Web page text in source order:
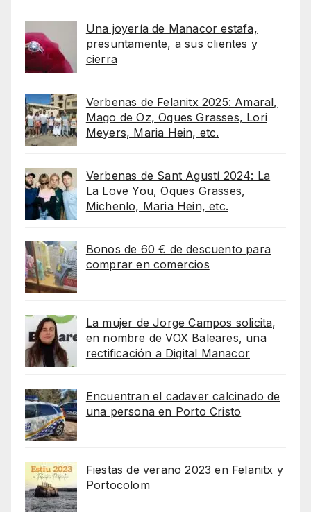
Una joyería de Manacor estafa,
presuntamente, a sus clientes y
cierra
Verbenas de Felanitx 2025: Amaral,
Mago de Oz, Oques Grasses, Lori
Meyers, Maria Hein, etc.
Verbenas de Sant Agustí 2024: La
La Love You, Oques Grasses,
Michenlo, Maria Hein, etc.
Bonos de 60 € de descuento para
comprar en comercios
La mujer de Jorge Campos solicita,
en nombre de VOX Baleares, una
rectificación a Digital Manacor
Encuentran el cadaver calcinado de
una persona en Porto Cristo
Fiestas de verano 2023 en Felanitx y
Portocolom